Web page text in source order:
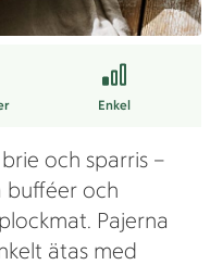
Enkel
och sparris –
bufféer och
Pajerna
ätas med